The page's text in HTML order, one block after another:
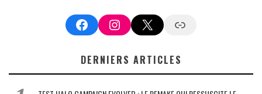
FacebookInstagram
X Google News
DERNIERS ARTICLES